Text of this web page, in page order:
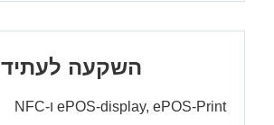
השקעה לעתיד
ePOS-display, ePOS-Print ו-NFC